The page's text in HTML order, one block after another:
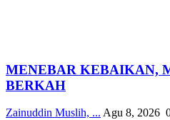
MENEBAR KEBAIKAN,
BERKAH
Zainuddin Muslih, ... Agu 8, 2026